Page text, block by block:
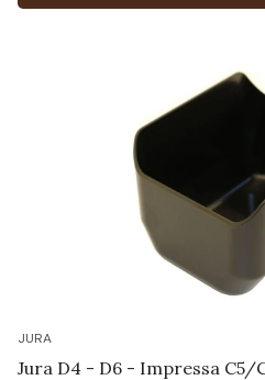
JURA
Jura D4 - D6 - Impressa